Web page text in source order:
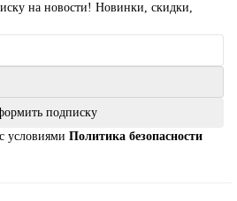
на новости! Новинки, скидки,
подписку
условиями Политика безопасности